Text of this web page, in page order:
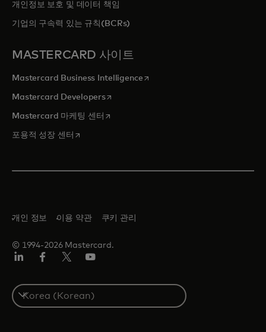
개인정보 보호 및 데이터 책임
기업의 구속력 있는 규칙(BCRs)
MASTERCARD 사이트
Mastercard Business Intelligence새 탭에서 열림
Mastercard Developers새 탭에서 열림
Mastercard 마케팅 센터 새 탭에서 열림
포용적 성장 센터 새 탭에서 열림
© 1994-2026 Mastercard.
개인 정보 이용 약관 쿠키 관리
S
e
In
ook
터/
X
브